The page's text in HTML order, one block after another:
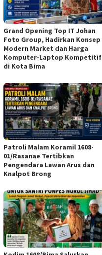
Grand Opening Top IT Johan
Foto Group, Hadirkan Konsep
Modern Market dan Harga
Komputer-Laptop Kompetitif
di Kota Bima
Patroli Malam Koramil 1608-
01/Rasanae Tertibkan
Pengendara Lawan Arus dan
Knalpot Brong